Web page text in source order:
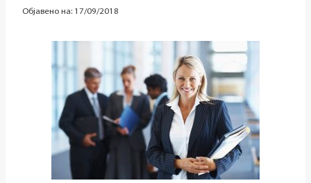
Објавено на: 17/09/2018